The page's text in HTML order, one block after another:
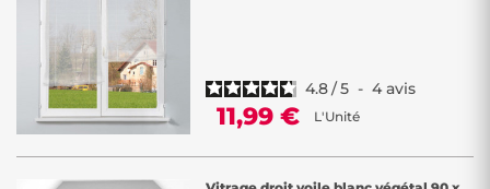
4.8/5 - 4 avis
11,99 € L'Unité